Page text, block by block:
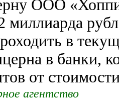
ООО
миллиарда
в
в банки,
от
агентство